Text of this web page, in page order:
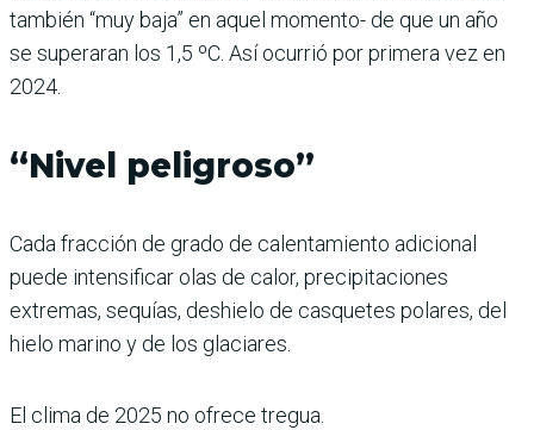
también “muy baja” en aquel momento- de que un año
se superaran los 1,5 ºC. Así ocurrió por primera vez en
2024.
“Nivel peligroso”
Cada fracción de grado de calentamiento adicional
puede intensificar olas de calor, precipitaciones
extremas, sequías, deshielo de casquetes polares, del
hielo marino y de los glaciares.
El clima de 2025 no ofrece tregua.